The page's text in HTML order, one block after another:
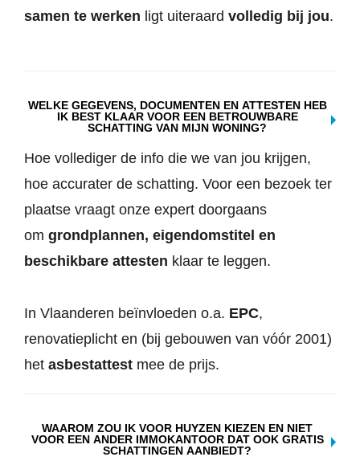
samen te werken ligt uiteraard volledig bij jou.
WELKE GEGEVENS, DOCUMENTEN EN ATTESTEN HEB
IK BEST KLAAR VOOR EEN BETROUWBARE
SCHATTING VAN MIJN WONING?
Hoe vollediger de info die we van jou krijgen,
hoe accurater de schatting. Voor een bezoek ter
plaatse vraagt onze expert doorgaans
om grondplannen, eigendomstitel en
beschikbare attesten klaar te leggen.
In Vlaanderen beïnvloeden o.a. EPC,
renovatieplicht en (bij gebouwen van vóór 2001)
het asbestattest mee de prijs.
WAAROM ZOU IK VOOR HUYZEN KIEZEN EN NIET
VOOR EEN ANDER IMMOKANTOOR DAT OOK GRATIS
SCHATTINGEN AANBIEDT?